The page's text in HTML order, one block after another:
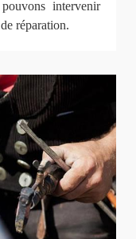
intervenir
réparation.